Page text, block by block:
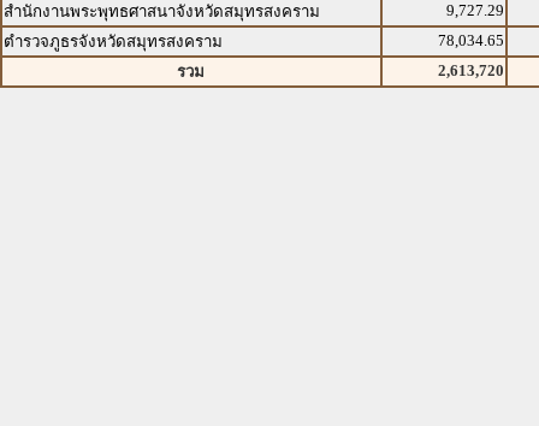
สำนักงานพระพุทธศาสนาจังหวัดสมุทรสงคราม
9,727.29
ตำรวจภูธรจังหวัดสมุทรสงคราม
78,034.65
รวม
2,613,720